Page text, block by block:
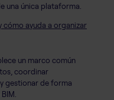
una única plataforma.
cómo ayuda a organizar
un marco común
coordinar
gestionar de forma